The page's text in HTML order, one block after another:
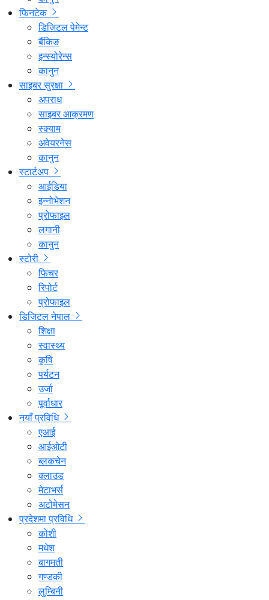
फिनटेक
डिजिटल पेमेन्ट
बैंकिङ
इन्स्योरेन्स
कानुन
साइबर सुरक्षा
अपराध
साइबर आक्रमण
स्क्याम
अवेयरनेस
कानुन
स्टार्टअप
आईडिया
इन्नोभेशन
प्रोफाइल
लगानी
कानुन
स्टोरी
फिचर
रिपोर्ट
प्रोफाइल
डिजिटल नेपाल
शिक्षा
स्वास्थ्य
कृषि
पर्यटन
उर्जा
पूर्वाधार
नयाँ प्रविधि
एआई
आईओटी
ब्लकचेन
क्लाउड
मेटाभर्स
अटोमेसन
प्रदेशमा प्रविधि
कोशी
मधेश
बागमती
गण्डकी
लुम्बिनी